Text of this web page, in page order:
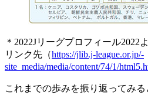
＊2022Jリーグプロフィール2022
リンク先（https://jlib.j-league.or.jp/-
site_media/media/content/74/1/
これまでの歩みを振り返ってみ